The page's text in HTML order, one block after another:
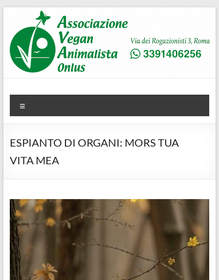
contenuto
AVA
Associazione Vegan Animalista
ESPIANTO DI ORGANI: MORS TUA
VITA MEA